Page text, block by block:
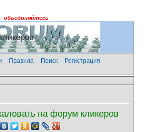
объединяйтесь
Правила Поиск
Регистрация
на форум кликеров